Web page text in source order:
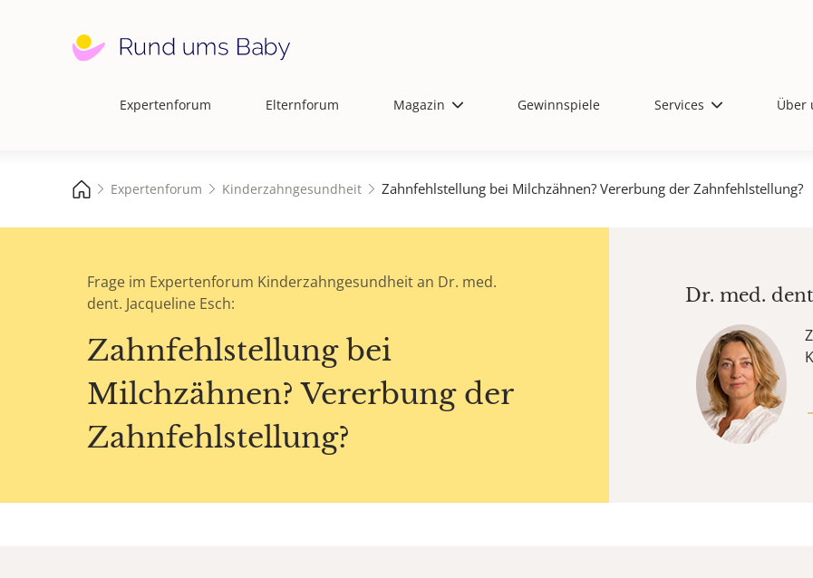
Hauptnavigation
Expertenforum Elternforum Magazin Gewinnspiele Services Über
Expertenforum Kinderzahngesundheit Zahnfehlstellung bei Milchzähnen? Vererbung der Zahnfehlstellung?
Frage im Expertenforum Kinderzahngesundheit an Dr. med.
dent. Jacqueline Esch:
Zahnfehlstellung bei
Milchzähnen? Vererbung der
Zahnfehlstellung?
Dr. med.